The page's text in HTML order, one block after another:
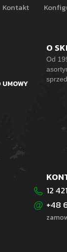
Kontakt
UMOWY
O
Od
12
+48